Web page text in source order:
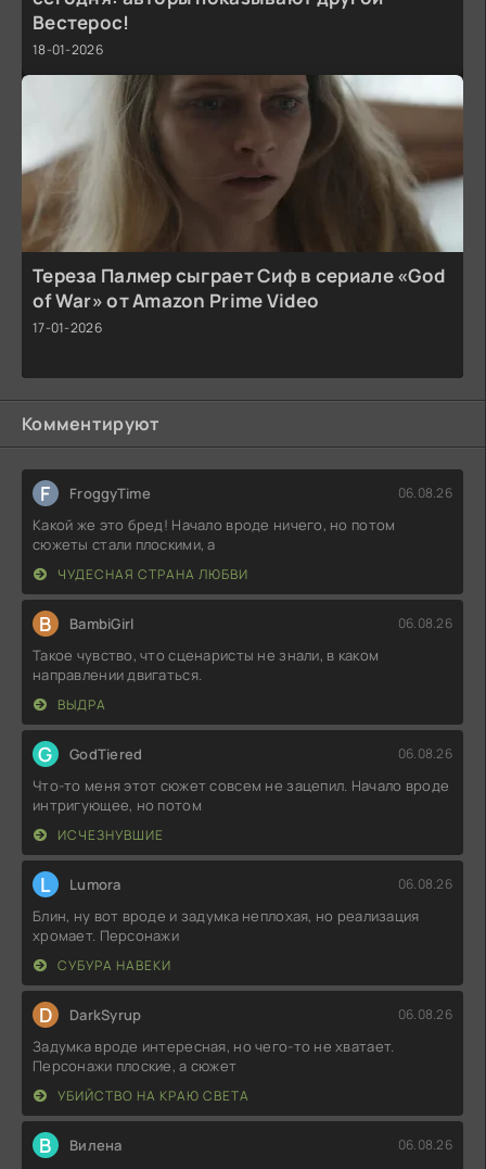
Вестерос!
18-01-2026
Тереза Палмер сыграет Сиф в сериале «God
of War» от Amazon Prime Video
17-01-2026
Комментируют
F FroggyTime 06.08.26
Какой же это бред! Начало вроде ничего, но потом
сюжеты стали плоскими, а
ЧУДЕСНАЯ СТРАНА ЛЮБВИ
B BambiGirl 06.08.26
Такое чувство, что сценаристы не знали, в каком
направлении двигаться.
ВЫДРА
G GodTiered 06.08.26
Что-то меня этот сюжет совсем не зацепил. Начало вроде
интригующее, но потом
ИСЧЕЗНУВШИЕ
L Lumora 06.08.26
Блин, ну вот вроде и задумка неплохая, но реализация
хромает. Персонажи
СУБУРА НАВЕКИ
D DarkSyrup 06.08.26
Задумка вроде интересная, но чего-то не хватает.
Персонажи плоские, а сюжет
УБИЙСТВО НА КРАЮ СВЕТА
В Вилена 06.08.26